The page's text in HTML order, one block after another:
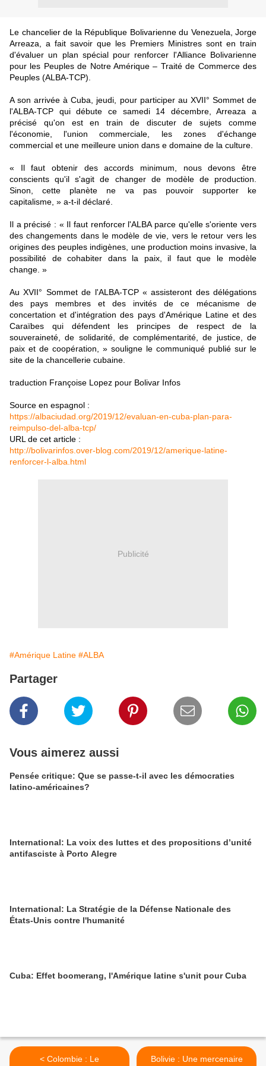
Le chancelier de la République Bolivarienne du Venezuela, Jorge
Arreaza, a fait savoir que les Premiers Ministres sont en train
d'évaluer un plan spécial pour renforcer l'Alliance Bolivarienne
pour les Peuples de Notre Amérique – Traité de Commerce des
Peuples (ALBA-TCP).
A son arrivée à Cuba, jeudi, pour participer au XVII° Sommet de
l'ALBA-TCP qui débute ce samedi 14 décembre, Arreaza a
précisé qu'on est en train de discuter de sujets comme
l'économie, l'union commerciale, les zones d'échange
commercial et une meilleure union dans e domaine de la culture.
« Il faut obtenir des accords minimum, nous devons être
conscients qu'il s'agit de changer de modèle de production.
Sinon, cette planète ne va pas pouvoir supporter ke
capitalisme, » a-t-il déclaré.
Il a précisé : « Il faut renforcer l'ALBA parce qu'elle s'oriente vers
des changements dans le modèle de vie, vers le retour vers les
origines des peuples indigènes, une production moins invasive, la
possibilité de cohabiter dans la paix, il faut que le modèle
change. »
Au XVII° Sommet de l'ALBA-TCP « assisteront des délégations
des pays membres et des invités de ce mécanisme de
concertation et d'intégration des pays d'Amérique Latine et des
Caraïbes qui défendent les principes de respect de la
souveraineté, de solidarité, de complémentarité, de justice, de
paix et de coopération, » souligne le communiqué publié sur le
site de la chancellerie cubaine.
traduction Françoise Lopez pour Bolivar Infos
Source en espagnol :
https://albaciudad.org/2019/12/evaluan-en-cuba-plan-para-
reimpulso-del-alba-tcp/
URL de cet article :
http://bolivarinfos.over-blog.com/2019/12/amerique-latine-
renforcer-l-alba.html
Publicité
#Amérique Latine #ALBA
Partager
Vous aimerez aussi
Pensée critique: Que se passe-t-il avec les démocraties
latino-américaines?
International: La voix des luttes et des propositions d’unité
antifasciste à Porto Alegre
International: La Stratégie de la Défense Nationale des
États-Unis contre l'humanité
Cuba: Effet boomerang, l'Amérique latine s'unit pour Cuba
< Colombie : Le
Bolivie : Une mercenaire